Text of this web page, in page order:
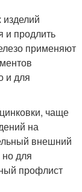
и продлить
применяют
и для
чаще
на
внешний
но для
профлист